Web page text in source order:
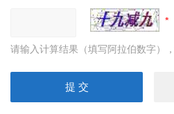
请输入计算结果（填写阿拉伯数字）